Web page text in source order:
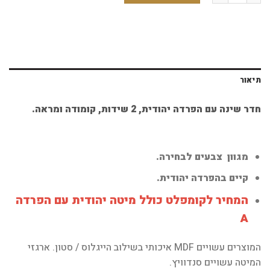
תיאור
חדר שינה עם הפרדה יהודית, 2 שידות, קומודה ומראה.
מגוון צבעים לבחירה.
קיים בהפרדה יהודית.
המחיר לקומפלט כולל מיטה יהודית עם הפרדה
A
המוצרים עשויים MDF איכותי בשילוב הייגלוס / סטון. ארגזי
המיטה עשויים סנדוויץ.